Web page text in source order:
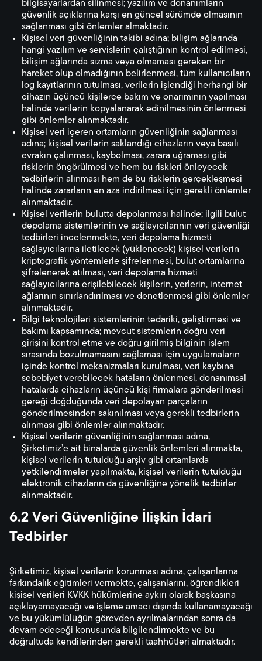
bilgisayarlardan silinmesi; yazılım ve donanımların
güvenlik açıklarına karşı en güncel sürümde olmasının
sağlanması gibi önlemler almaktadır.
Kişisel veri güvenliğinin takibi adına; bilişim ağlarında
hangi yazılım ve servislerin çalıştığının kontrol edilmesi,
bilişim ağlarında sızma veya olmaması gereken bir
hareket olup olmadığının belirlenmesi, tüm kullanıcıların
log kayıtlarının tutulması, verilerin işlendiği herhangi bir
cihazın üçüncü kişilerce bakım ve onarımının yapılması
halinde verilerin kopyalanarak edinilmesinin önlenmesi
gibi önlemler alınmaktadır.
Kişisel veri içeren ortamların güvenliğinin sağlanması
adına; kişisel verilerin saklandığı cihazların veya basılı
evrakın çalınması, kaybolması, zarara uğraması gibi
risklerin öngörülmesi ve hem bu riskleri önleyecek
tedbirlerin alınması hem de bu risklerin gerçekleşmesi
halinde zararların en aza indirilmesi için gerekli önlemler
alınmaktadır.
Kişisel verilerin bulutta depolanması halinde; ilgili bulut
depolama sistemlerinin ve sağlayıcılarının veri güvenliği
tedbirleri incelenmekte, veri depolama hizmeti
sağlayıcılarına iletilecek (yüklenecek) kişisel verilerin
kriptografik yöntemlerle şifrelenmesi, bulut ortamlarına
şifrelenerek atılması, veri depolama hizmeti
sağlayıcılarına erişilebilecek kişilerin, yerlerin, internet
ağlarının sınırlandırılması ve denetlenmesi gibi önlemler
alınmaktadır.
Bilgi teknolojileri sistemlerinin tedariki, geliştirmesi ve
bakımı kapsamında; mevcut sistemlerin doğru veri
girişini kontrol etme ve doğru girilmiş bilginin işlem
sırasında bozulmamasını sağlaması için uygulamaların
içinde kontrol mekanizmaları kurulması, veri kaybına
sebebiyet verebilecek hataların önlenmesi, donanımsal
hatalarda cihazların üçüncü kişi firmalara gönderilmesi
gereği doğduğunda veri depolayan parçaların
gönderilmesinden sakınılması veya gerekli tedbirlerin
alınması gibi önlemler alınmaktadır.
Kişisel verilerin güvenliğinin sağlanması adına,
Şirketimiz’e ait binalarda güvenlik önlemleri alınmakta,
kişisel verilerin tutulduğu arşiv gibi ortamlarda
yetkilendirmeler yapılmakta, kişisel verilerin tutulduğu
elektronik cihazların da güvenliğine yönelik tedbirler
alınmaktadır.
6.2 Veri Güvenliğine İlişkin İdari
Tedbirler
Şirketimiz, kişisel verilerin korunması adına, çalışanlarına
farkındalık eğitimleri vermekte, çalışanlarını, öğrendikleri
kişisel verileri KVKK hükümlerine aykırı olarak başkasına
açıklayamayacağı ve işleme amacı dışında kullanamayacağı
ve bu yükümlülüğün görevden ayrılmalarından sonra da
devam edeceği konusunda bilgilendirmekte ve bu
doğrultuda kendilerinden gerekli taahhütleri almaktadır.